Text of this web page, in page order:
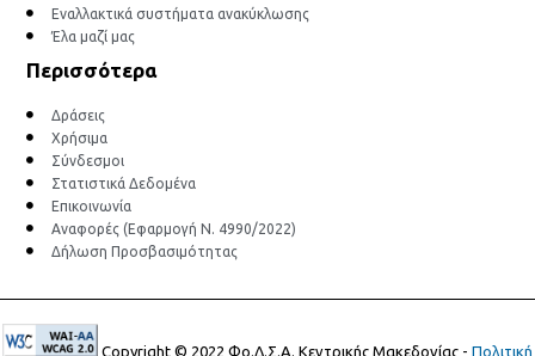
Εναλλακτικά συστήματα ανακύκλωσης
Έλα μαζί μας
Περισσότερα
Δράσεις
Χρήσιμα
Σύνδεσμοι
Στατιστικά Δεδομένα
Επικοινωνία
Αναφορές (Εφαρμογή Ν. 4990/2022)
Δήλωση Προσβασιμότητας
Copyright © 2022 Φο.Δ.Σ.Α. Κεντρικής Μακεδονίας - Πολιτική